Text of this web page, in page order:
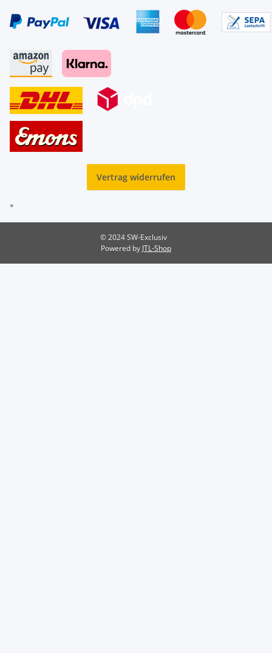
Vertrag widerrufen
*
© 2024 SW-Exclusiv
Powered by JTL-Shop